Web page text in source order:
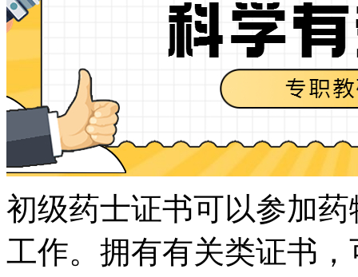
初级药士证书可以参加
工作。拥有有关类证书